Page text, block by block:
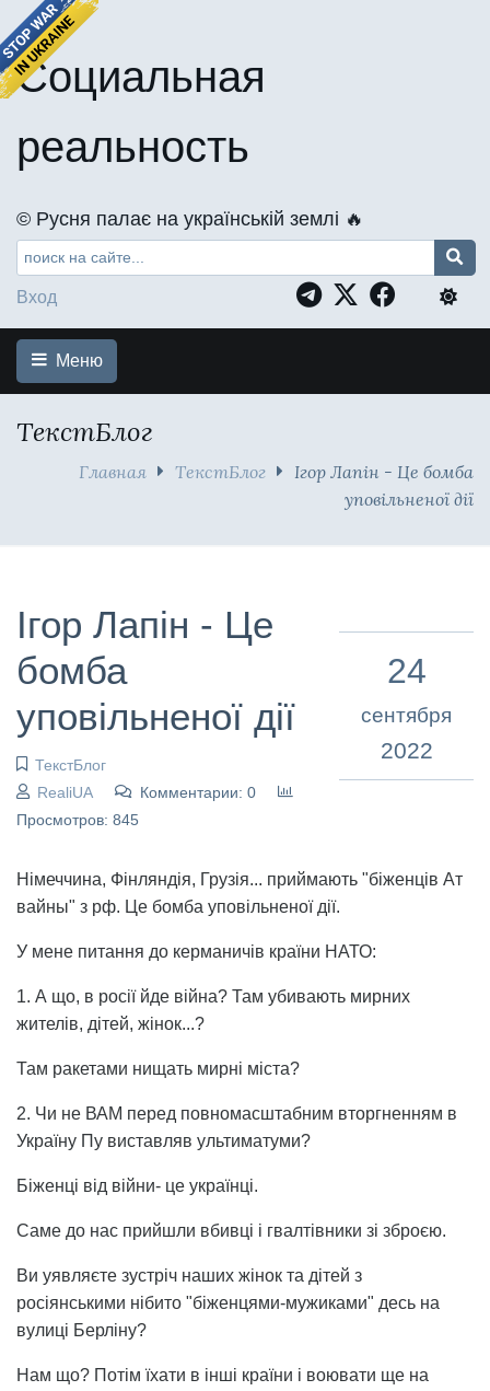
Социальная
реальность
©️ Русня палає на українській землі 🔥
Вход
Меню
ТекстБлог
Главная ТекстБлог
Ігор Лапін - Це бомба
уповільненої дії
Ігор Лапін - Це
бомба
уповільненої дії
ТекстБлог
RealiUA
Комментарии: 0
Просмотров: 845
24
сентября
2022
Німеччина, Фінляндія, Грузія... приймають "біженців Ат
вайны" з рф. Це бомба уповільненої дії.
У мене питання до керманичів країни НАТО:
1. А що, в росії йде війна? Там убивають мирних
жителів, дітей, жінок...?
Там ракетами нищать мирні міста?
2. Чи не ВАМ перед повномасштабним вторгненням в
Україну Пу виставляв ультиматуми?
Біженці від війни- це українці.
Саме до нас прийшли вбивці і гвалтівники зі зброєю.
Ви уявляєте зустріч наших жінок та дітей з
росіянськими нібито "біженцями-мужиками" десь на
вулиці Берліну?
Нам що? Потім їхати в інші країни і воювати ще на